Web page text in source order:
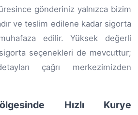
gönderiniz yalnızca bizim
ve teslim edilene kadar sigorta
edilir. Yüksek değerli
seçenekleri de mevcuttur;
çağrı merkezimizden
Hızlı Kurye